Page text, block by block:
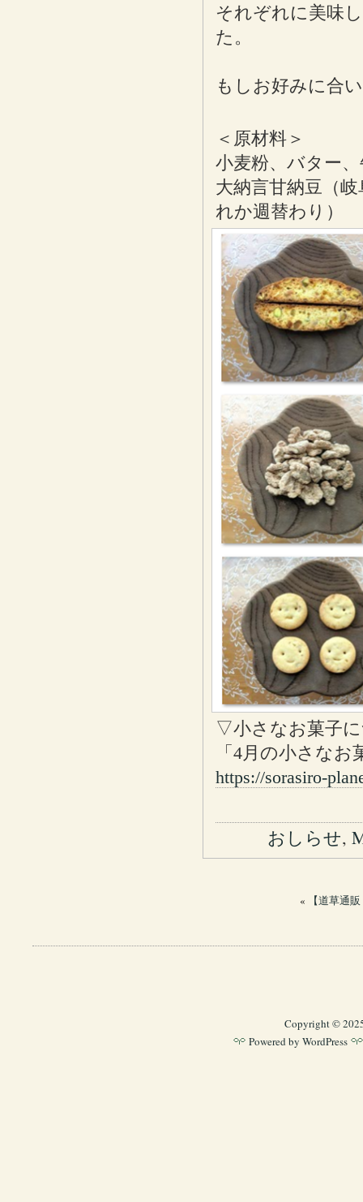
それぞれに美味
た。
もしお好みに合
＜原材料＞
小麦粉、バター
大納言甘納豆（
れか週替わり）
▽小さなお菓子
「4月の小さなお
https://sorasiro-
おしらせ,
« 【道草通
Copyright ©
Powered by WordPress